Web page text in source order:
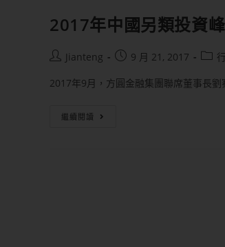
2017年中國另類投資
Jianteng 9 月 21, 2017
2017年9月，方圓金融集團聯席董事長
繼續閱讀